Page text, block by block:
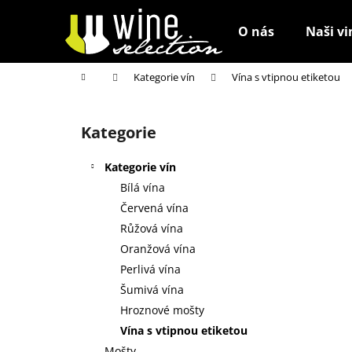
O nás Naši
Domů Kategorie vín Vína s vtipnou etiketou
Přeskočit
kategorie
Kategorie
Kategorie vín
Bílá vína
Červená vína
Růžová vína
Oranžová vína
Perlivá vína
Šumivá vína
Hroznové mošty
Vína s vtipnou etiketou
í
Zpět
do
Zpět
do